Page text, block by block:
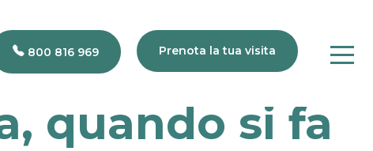
800 816 969 Prenota la tua visita
quando si fa